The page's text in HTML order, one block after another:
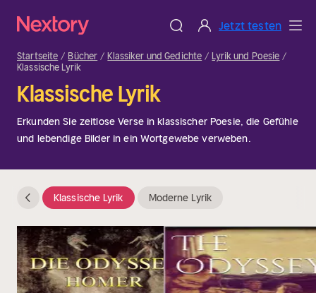
Jetzt testen
Startseite Bücher Klassiker und Gedichte
Lyrik und Poesie
Klassische Lyrik
Klassische Lyrik
Erkunden Sie zeitlose Verse in klassischer Poesie, die Gefühle
und lebendige Bilder in ein Wortgewebe verweben.
Klassische Lyrik Moderne Lyrik